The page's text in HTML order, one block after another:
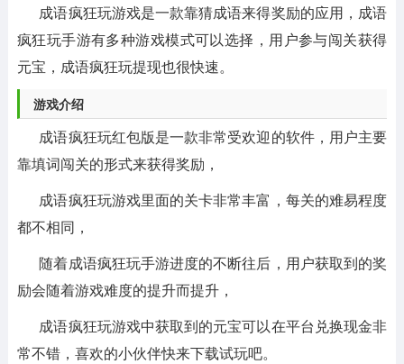
成语疯狂玩游戏是一款靠猜成语来得奖励的应用，成语
疯狂玩手游有多种游戏模式可以选择，用户参与闯关获得
元宝，成语疯狂玩提现也很快速。
游戏介绍
成语疯狂玩红包版是一款非常受欢迎的软件，用户主要
靠填词闯关的形式来获得奖励，
成语疯狂玩游戏里面的关卡非常丰富，每关的难易程度
都不相同，
随着成语疯狂玩手游进度的不断往后，用户获取到的奖
励会随着游戏难度的提升而提升，
成语疯狂玩游戏中获取到的元宝可以在平台兑换现金非
常不错，喜欢的小伙伴快来下载试玩吧。